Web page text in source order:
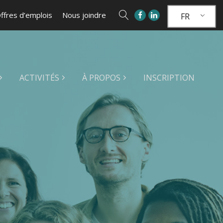
d’emplois Nous joindre FR
ACTIVITÉS À PROPOS INSCRIPTION